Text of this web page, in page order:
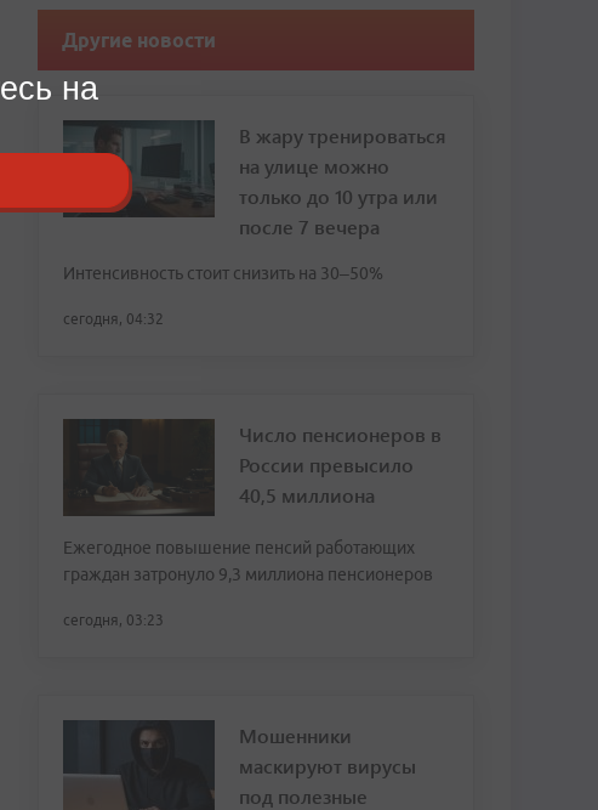
Другие новости
В жару тренироваться
на улице можно
только до 10 утра или
после 7 вечера
Интенсивность стоит снизить на 30–50%
сегодня, 04:32
Число пенсионеров в
России превысило
40,5 миллиона
Ежегодное повышение пенсий работающих
граждан затронуло 9,3 миллиона пенсионеров
сегодня, 03:23
Мошенники
маскируют вирусы
под полезные
на